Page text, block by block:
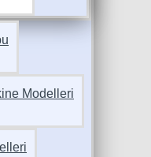
Modelleri